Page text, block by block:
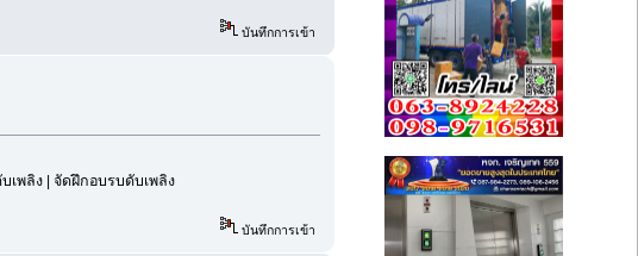
บันทึกการเข้า
เพลิง | จัดฝึกอบรบดับเพลิง
บันทึกการเข้า